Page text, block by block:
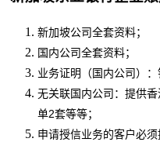
新加坡公司全套资料；
国内公司全套资料；
业务证明（国内公司）
无关联国内公司：提供
单2套等等；
申请授信业务的客户必须